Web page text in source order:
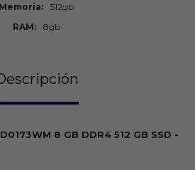
Memoria
512gb
RAM
8gb
8 GB DDR4 512 GB SSD -